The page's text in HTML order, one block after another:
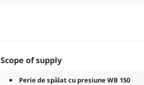
Scope of supply
Perie de spălat cu presiune WB 150